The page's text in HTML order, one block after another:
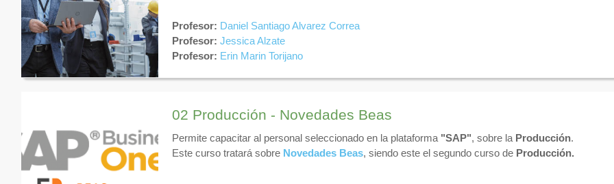
Profesor: Daniel Santiago Alvarez Correa
Profesor: Jessica Alzate
Profesor: Erin Marin Torijano
02 Producción - Novedades Beas
Permite capacitar al personal seleccionado en la plataforma "SAP", sobre la Producción.
Este curso tratará sobre Novedades Beas, siendo este el segundo curso de Producción.